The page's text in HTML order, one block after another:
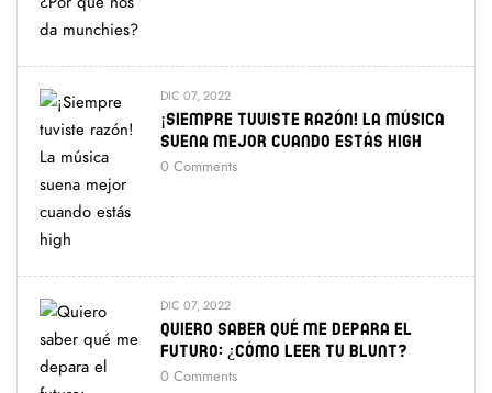
DIC 07, 2022
¡Siempre Tuviste Razón! La Música
Suena Mejor Cuando Estás High
0 Comments
DIC 07, 2022
Quiero Saber Qué Me Depara El
Futuro: ¿Cómo Leer Tu Blunt?
0 Comments